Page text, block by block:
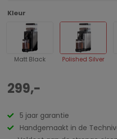
5 jaar garantie
Handgemaakt in de
Kleur
Matt Black Polished Silver
299,-